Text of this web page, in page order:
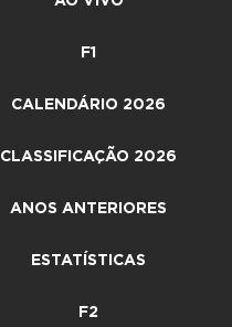
F1
CALENDÁRIO 2026
CLASSIFICAÇÃO 2026
ANOS ANTERIORES
ESTATÍSTICAS
F2